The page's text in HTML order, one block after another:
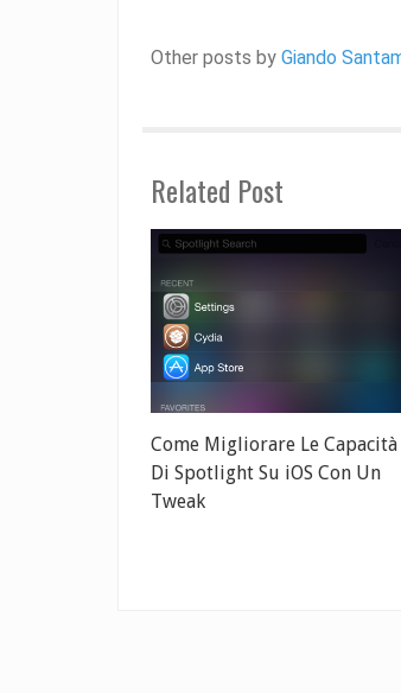
Other posts by Giando
Related Post
Come Migliorare Le Capacità
Di Spotlight Su iOS Con Un
Tweak